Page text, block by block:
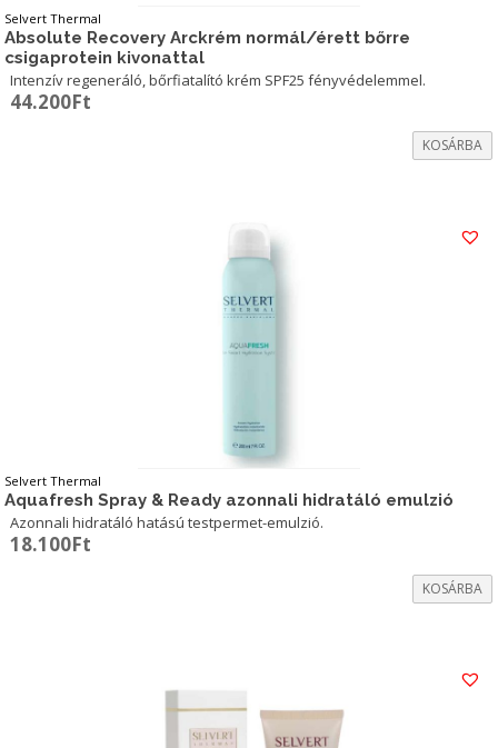
Selvert Thermal
Absolute Recovery Arckrém normál/érett bőrre
csigaprotein kivonattal
Intenzív regeneráló, bőrfiatalító krém SPF25 fényvédelemmel.
44.200Ft
KOSÁRBA
Selvert Thermal
Aquafresh Spray & Ready azonnali hidratáló emulzió
Azonnali hidratáló hatású testpermet-emulzió.
18.100Ft
KOSÁRBA